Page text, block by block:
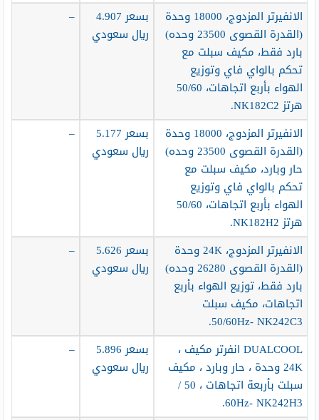
الانفيرتر المزدوج، 18000 وحدة
(القدرة القصوى 23500 وحده)
بارد فقط، مكيف سبلت مع
تحكم بالواي فاي وتوزيع
الهواء بأربع اتجاهات، 50/60
هرتز NK182C2.
بسعر 4.907
ريال سعودي
–
الانفيرتر المزدوج، 18000 وحدة
(القدرة القصوى 23500 وحده)
حار وبارد، مكيف سبلت مع
تحكم بالواي فاي وتوزيع
الهواء بأربع اتجاهات، 50/60
هرتز NK182H2.
بسعر 5.177
ريال سعودي
–
الانفيرتر المزدوج، 24K وحدة
(القدرة القصوى 26280 وحده)
بارد فقط، توزيع الهواء بأربع
اتجاهات، مكيف سبلت
50/60Hz- NK242C3.
بسعر 5.626
ريال سعودي
–
DUALCOOL انفرتر مكيف ،
24K وحدة ، حار وبارد ، مكيف
سبلت بأربعة اتجاهات ، 50 /
60Hz- NK242H3.
بسعر 5.896
ريال سعودي
–